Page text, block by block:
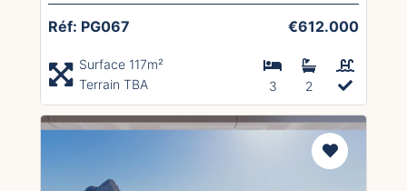
Réf: PG067 €612.000
Surface 117m²
Terrain TBA
3 2